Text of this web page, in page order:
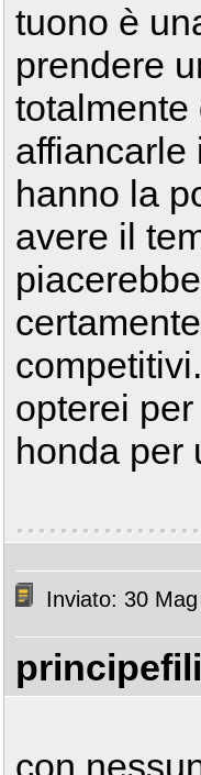
tuono è
prendere
totalmente
affiancarle
hanno la
avere il
opterei
honda per
Inviato: 30
con